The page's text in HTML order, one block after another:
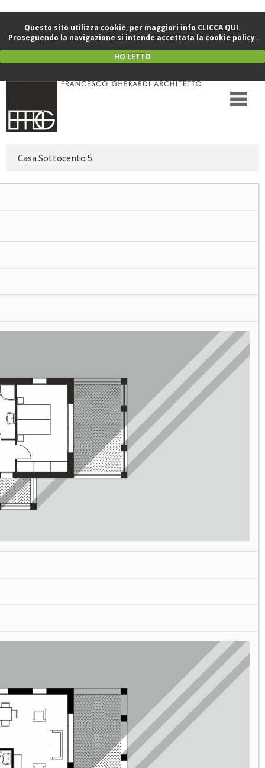
Questo sito utilizza cookie, per maggiori info CLICCA QUI.
Proseguendo la navigazione si intende accettata la cookie policy.
HO LETTO
Casa Sottocento 5